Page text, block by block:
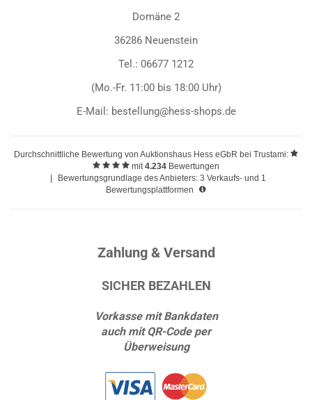
Domäne 2
36286 Neuenstein
Tel.: 06677 1212
(Mo.-Fr. 11:00 bis 18:00 Uhr)
E-Mail: bestellung@hess-shops.de
Durchschnittliche Bewertung von Auktionshaus Hess eGbR bei Trustami:
mit4.234 Bewertungen
Bewertungsgrundlage des Anbieters: 3 Verkaufs- und 1
Bewertungsplattformen
Zahlung & Versand
SICHER BEZAHLEN
Vorkasse mit Bankdaten
auch mit QR-Code per
Überweisung